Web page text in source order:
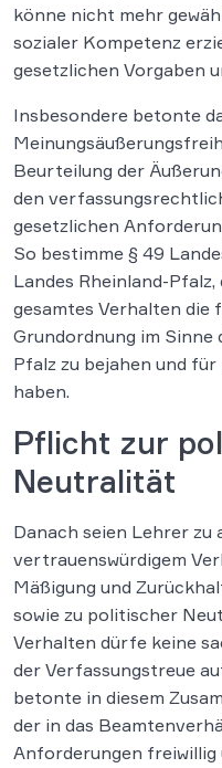
könne nicht mehr
sozialer Kompetenz
gesetzlichen Vorgaben
Insbesondere betonte
Beurteilung der
den
gesetzlichen
So bestimme § 49
Landes Rheinland-
gesamtes Verhalten
Grundordnung im Sinne
Pfalz zu bejahen und
haben.
Pflicht zur
Neutralität
Danach seien Lehrer zu
vertrauenswürdigem
Mäßigung und
sowie zu politischer
Verhalten dürfe keine
der Verfassungstreue
betonte in diesem
der in das
Anforderungen freiwillig